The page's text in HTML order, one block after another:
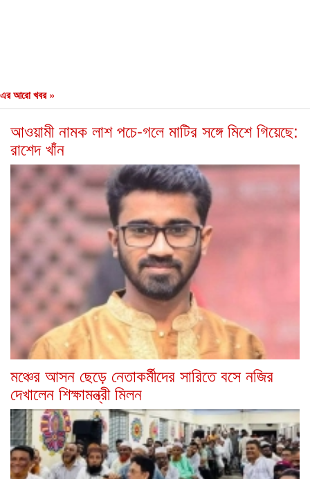
এর আরো খবর »
আওয়ামী নামক লাশ পচে-গলে মাটির সঙ্গে মিশে গিয়েছে:
রাশেদ খাঁন
মঞ্চের আসন ছেড়ে নেতাকর্মীদের সারিতে বসে নজির
দেখালেন শিক্ষামন্ত্রী মিলন